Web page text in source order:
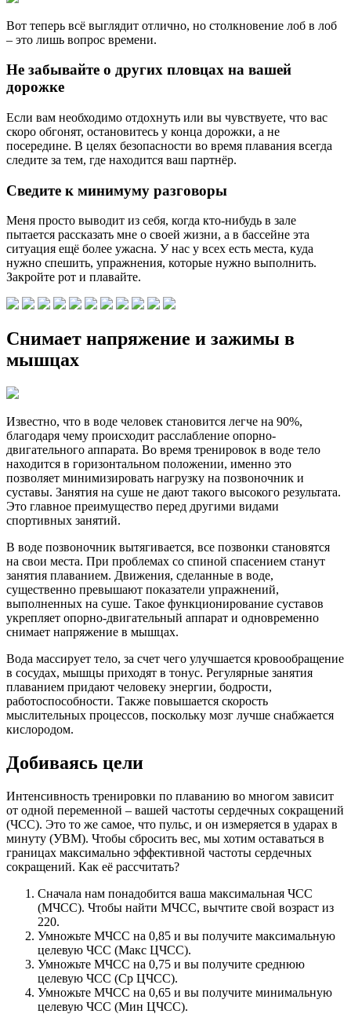
Вот теперь всё выглядит отлично, но столкновение лоб в лоб
– это лишь вопрос времени.
Не забывайте о других пловцах на вашей
дорожке
Если вам необходимо отдохнуть или вы чувствуете, что вас
скоро обгонят, остановитесь у конца дорожки, а не
посередине. В целях безопасности во время плавания всегда
следите за тем, где находится ваш партнёр.
Сведите к минимуму разговоры
Меня просто выводит из себя, когда кто-нибудь в зале
пытается рассказать мне о своей жизни, а в бассейне эта
ситуация ещё более ужасна. У нас у всех есть места, куда
нужно спешить, упражнения, которые нужно выполнить.
Закройте рот и плавайте.
Снимает напряжение и зажимы в
мышцах
Известно, что в воде человек становится легче на 90%,
благодаря чему происходит расслабление опорно-
двигательного аппарата. Во время тренировок в воде тело
находится в горизонтальном положении, именно это
позволяет минимизировать нагрузку на позвоночник и
суставы. Занятия на суше не дают такого высокого результата.
Это главное преимущество перед другими видами
спортивных занятий.
В воде позвоночник вытягивается, все позвонки становятся
на свои места. При проблемах со спиной спасением станут
занятия плаванием. Движения, сделанные в воде,
существенно превышают показатели упражнений,
выполненных на суше. Такое функционирование суставов
укрепляет опорно-двигательный аппарат и одновременно
снимает напряжение в мышцах.
Вода массирует тело, за счет чего улучшается кровообращение
в сосудах, мышцы приходят в тонус. Регулярные занятия
плаванием придают человеку энергии, бодрости,
работоспособности. Также повышается скорость
мыслительных процессов, поскольку мозг лучше снабжается
кислородом.
Добиваясь цели
Интенсивность тренировки по плаванию во многом зависит
от одной переменной – вашей частоты сердечных сокращений
(ЧСС). Это то же самое, что пульс, и он измеряется в ударах в
минуту (УВМ). Чтобы сбросить вес, мы хотим оставаться в
границах максимально эффективной частоты сердечных
сокращений. Как её рассчитать?
Сначала нам понадобится ваша максимальная ЧСС
(МЧСС). Чтобы найти МЧСС, вычтите свой возраст из
220.
Умножьте МЧСС на 0,85 и вы получите максимальную
целевую ЧСС (Макс ЦЧСС).
Умножьте МЧСС на 0,75 и вы получите среднюю
целевую ЧСС (Ср ЦЧСС).
Умножьте МЧСС на 0,65 и вы получите минимальную
целевую ЧСС (Мин ЦЧСС).